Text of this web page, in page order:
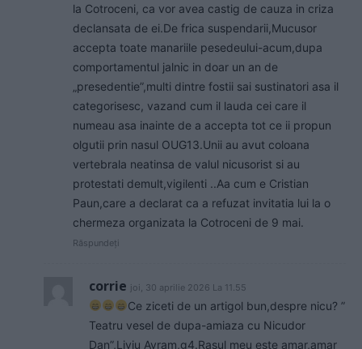
la Cotroceni, ca vor avea castig de cauza in criza
declansata de ei.De frica suspendarii,Mucusor
accepta toate manariile pesedeului-acum,dupa
comportamentul jalnic in doar un an de
„presedentie”,multi dintre fostii sai sustinatori asa il
categorisesc, vazand cum il lauda cei care il
numeau asa inainte de a accepta tot ce ii propun
olgutii prin nasul OUG13.Unii au avut coloana
vertebrala neatinsa de valul nicusorist si au
protestati demult,vigilenti ..Aa cum e Cristian
Paun,care a declarat ca a refuzat invitatia lui la o
chermeza organizata la Cotroceni de 9 mai.
Răspundeți
corrie joi, 30 aprilie 2026 La 11.55
Ce ziceti de un artigol bun,despre nicu? ”
Teatru vesel de dupa-amiaza cu Nicudor
Dan”,Liviu Avram,g4.Rasul meu este amar,amar